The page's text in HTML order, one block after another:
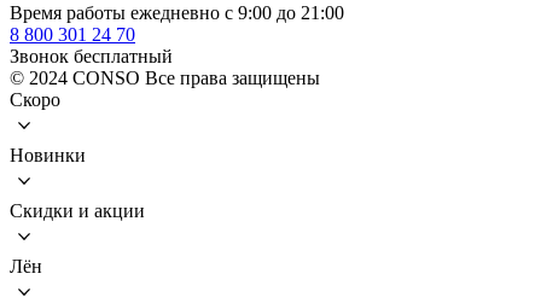
Время работы ежедневно с 9:00 до 21:00
8 800 301 24 70
Звонок бесплатный
© 2024 CONSO Все права защищены
Скоро
Новинки
Скидки и акции
Лён